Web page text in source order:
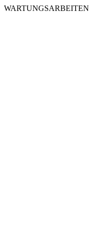
WARTUNGSARBEITEN